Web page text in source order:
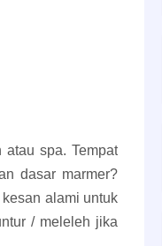
spa. Tempat
dasar marmer?
alami untuk
/ meleleh jika